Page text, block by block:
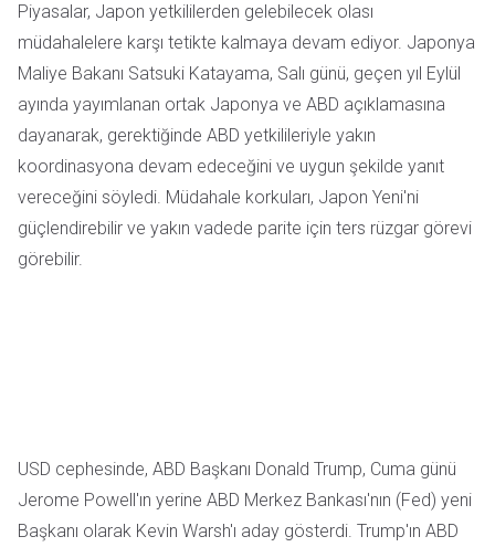
Piyasalar, Japon yetkililerden gelebilecek olası
müdahalelere karşı tetikte kalmaya devam ediyor. Japonya
Maliye Bakanı Satsuki Katayama, Salı günü, geçen yıl Eylül
ayında yayımlanan ortak Japonya ve ABD açıklamasına
dayanarak, gerektiğinde ABD yetkilileriyle yakın
koordinasyona devam edeceğini ve uygun şekilde yanıt
vereceğini söyledi. Müdahale korkuları, Japon Yeni'ni
güçlendirebilir ve yakın vadede parite için ters rüzgar görevi
görebilir.
USD cephesinde, ABD Başkanı Donald Trump, Cuma günü
Jerome Powell'ın yerine ABD Merkez Bankası'nın (Fed) yeni
Başkanı olarak Kevin Warsh'ı aday gösterdi. Trump'ın ABD